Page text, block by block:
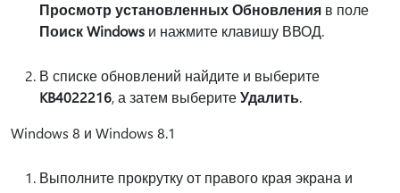
Просмотр установленных Обновления в поле
Поиск Windows и нажмите клавишу ВВОД.
В списке обновлений найдите и выберите
KB4022216, а затем выберитеУдалить.
Windows 8 и Windows 8.1
Выполните прокрутку от правого края экрана и